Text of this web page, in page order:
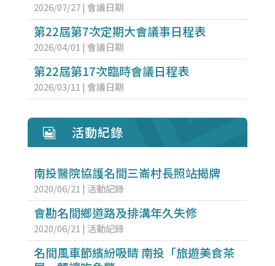
2026/07/27| 會議日期
第22屆第7次定期大會議事日程表
2026/04/01 | 會議日期
第22屆第17次臨時會議日程表
2026/03/11 | 會議日期
 活動紀錄
南投醫院協護名間三崙村長照站揭牌
2020/06/21 | 活動記錄
會勘名間鄉道路及排溝年久失修
2020/06/21 | 活動記錄
名間風車節繽紛吸睛 南投「旅遊美食茶